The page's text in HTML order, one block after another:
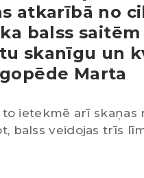
atkarībā no
balss saitēm
skanīgu un
Marta
ietekmē arī skaņas
balss veidojas trīs